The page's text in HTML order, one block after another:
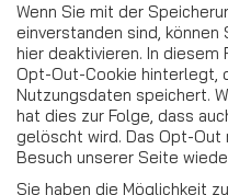
Wenn Sie mit der
einverstanden sind, können
hier deaktivieren. In diesem
Opt-Out-Cookie hinterlegt,
Nutzungsdaten speichert.
hat dies zur Folge, dass
gelöscht wird. Das Opt-
Besuch unserer Seite
Sie haben die Möglichkeit